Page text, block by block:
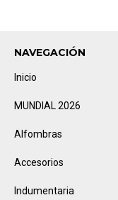
NAVEGACIÓN
Inicio
MUNDIAL 2026
Alfombras
Accesorios
Indumentaria